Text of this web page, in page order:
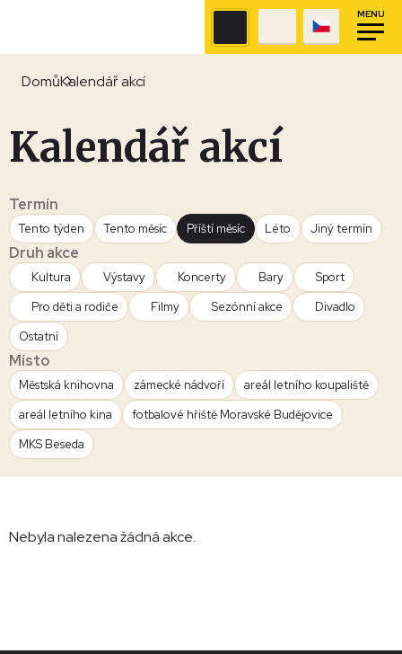
MENU
DomůKalendář akcí
Kalendář akcí
Termín
Tento týden Tento měsíc Příští měsíc Léto Jiný termín
Druh akce
Kultura Výstavy Koncerty Bary
Sport
Pro děti a rodiče
Filmy Sezónní akce
Divadlo
Ostatní
Místo
Městská knihovna zámecké nádvoří
areál letního koupaliště
areál letního kina
fotbalové hřiště Moravské Budějovice
MKS Beseda
Nebyla nalezena žádná akce.